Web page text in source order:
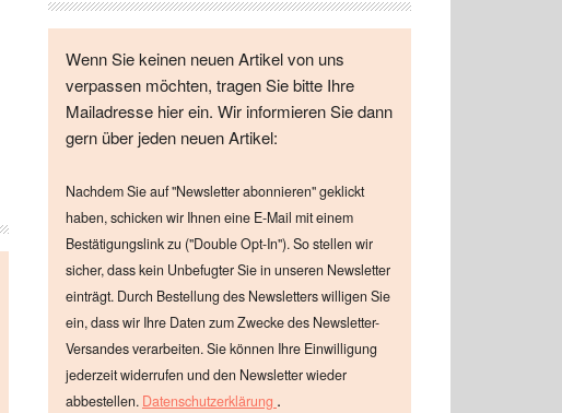
Wenn Sie keinen neuen Artikel von uns
verpassen möchten, tragen Sie bitte Ihre
Mailadresse hier ein. Wir informieren Sie dann
gern über jeden neuen Artikel:
Nachdem Sie auf "Newsletter abonnieren" geklickt
haben, schicken wir Ihnen eine E-Mail mit einem
Bestätigungslink zu ("Double Opt-In"). So stellen wir
sicher, dass kein Unbefugter Sie in unseren Newsletter
einträgt. Durch Bestellung des Newsletters willigen Sie
ein, dass wir Ihre Daten zum Zwecke des Newsletter-
Versandes verarbeiten. Sie können Ihre Einwilligung
jederzeit widerrufen und den Newsletter wieder
abbestellen. Datenschutzerklärung .